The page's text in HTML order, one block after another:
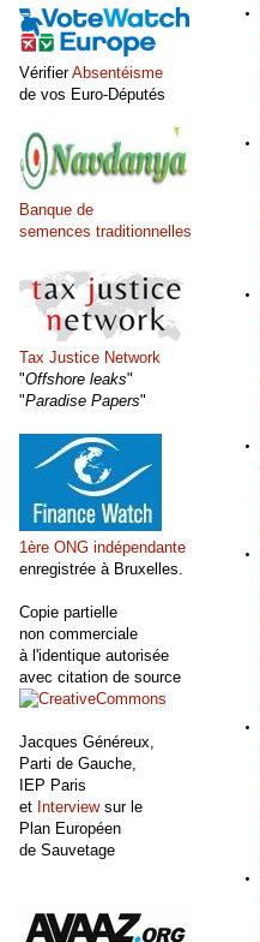
VérifierAbsentéisme
de vos Euro-Députés
Banque de
semences traditionnelles
Tax Justice Network
"Offshore leaks"
"Paradise Papers"
1ère ONG indépendante
enregistrée à Bruxelles.
Copie partielle
non commerciale
à l'identique autorisée
avec citation de source
Jacques Généreux,
Parti de Gauche,
IEP Paris
et Interviewsur le
Plan Européen
de Sauvetage